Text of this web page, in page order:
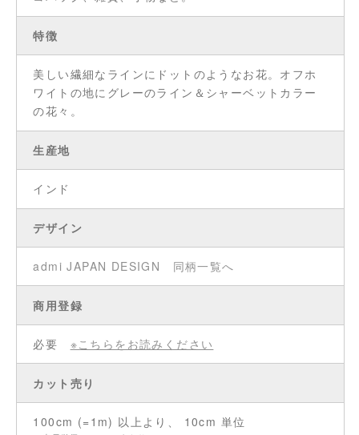
特徴
美しい繊細なラインにドットのようなお花。オフホ
ワイトの地にグレーのライン＆シャーベットカラー
の花々。
生産地
インド
デザイン
admi JAPAN DESIGN 同柄一覧へ
商用登録
必要 ※こちらをお読みください
カット売り
100cm (=1m) 以上より、 10cm 単位